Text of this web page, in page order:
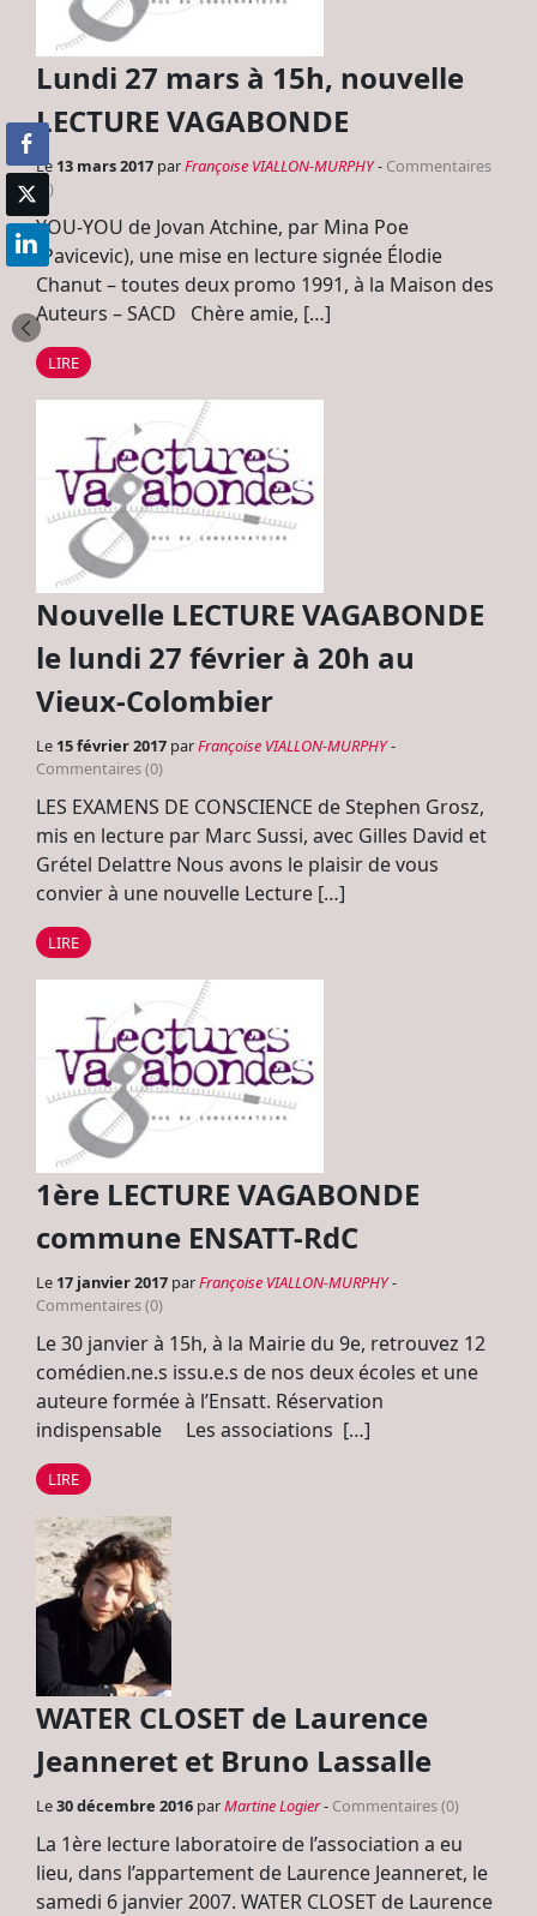
Lundi 27 mars à 15h, nouvelle
LECTURE VAGABONDE
Le 13 mars 2017 parFrançoise VIALLON-MURPHY- Commentaires
(0)
YOU-YOU de Jovan Atchine, par Mina Poe
(Pavicevic), une mise en lecture signée Élodie
Chanut – toutes deux promo 1991, à la Maison des
Auteurs – SACD Chère amie, […]
LIRE
Nouvelle LECTURE VAGABONDE
le lundi 27 février à 20h au
Vieux-Colombier
Le 15 février 2017 parFrançoise VIALLON-MURPHY-
Commentaires (0)
LES EXAMENS DE CONSCIENCE de Stephen Grosz,
mis en lecture par Marc Sussi, avec Gilles David et
Grétel Delattre Nous avons le plaisir de vous
convier à une nouvelle Lecture […]
LIRE
1ère LECTURE VAGABONDE
commune ENSATT-RdC
Le 17 janvier 2017 parFrançoise VIALLON-MURPHY-
Commentaires (0)
Le 30 janvier à 15h, à la Mairie du 9e, retrouvez 12
comédien.ne.s issu.e.s de nos deux écoles et une
auteure formée à l’Ensatt. Réservation
indispensable Les associations […]
LIRE
WATER CLOSET de Laurence
Jeanneret et Bruno Lassalle
Le30 décembre 2016 parMartine Logier- Commentaires (0)
La 1ère lecture laboratoire de l’association a eu
lieu, dans l’appartement de Laurence Jeanneret, le
samedi 6 janvier 2007. WATER CLOSET de Laurence